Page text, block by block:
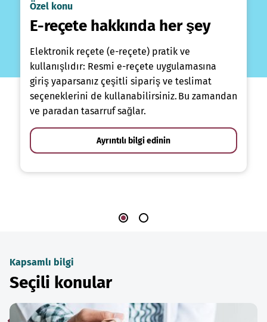
Özel konu
E-reçete hakkında her şey
Elektronik reçete (e-reçete) pratik ve
kullanışlıdır: Resmi e-reçete uygulamasına
giriş yaparsanız çeşitli sipariş ve teslimat
seçeneklerini de kullanabilirsiniz. Bu zamandan
ve paradan tasarruf sağlar.
Ayrıntılı bilgi edinin
Kapsamlı bilgi
Seçili konular